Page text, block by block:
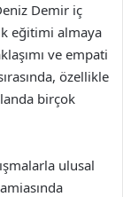
Demir iç
eğitimi almaya
ve empati
özellikle
birçok
ulusal